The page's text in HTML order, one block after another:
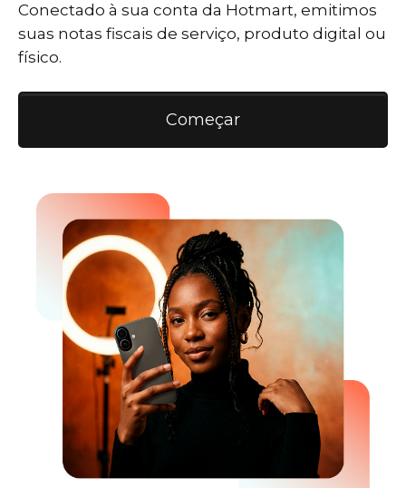
Conectado à sua conta da Hotmart, emitimos
suas notas fiscais de serviço, produto digital ou
físico.
Começar